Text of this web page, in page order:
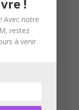
!
Avec notre
restez
à venir.